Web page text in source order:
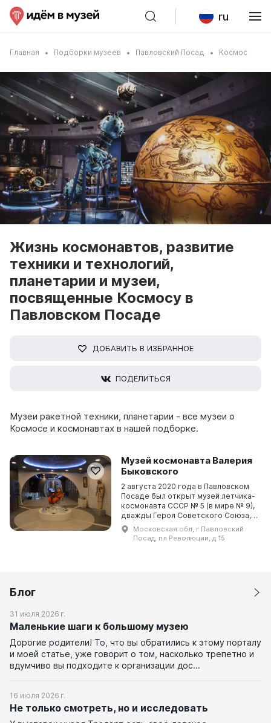
ru
Главная Подборки музеев Павловский Посад Космос
Жизнь космонавтов, развитие
техники и технологий,
планетарии и музеи,
посвященные Космосу в
Павловском Посаде
ДОБАВИТЬ В ИЗБРАННОЕ
ПОДЕЛИТЬСЯ
Музеи ракетной техники, планетарии - все музеи о
Космосе и космонавтах в нашей подборке.
Музей космонавта Валерия
Быковского
2 августа 2020 года в Павловском
Посаде был открыт музей летчика-
космонавта СССР № 5 (в мире № 9),
дважды Героя Советского Союза,
Героя ГДР, Героя
Социалистического Труда
Болгарии, Героя Труда Вьетнама
Московская обл, г Павловский
Посад, пл Революции, д 15
Блог
31 июля 2026 г.
Маленькие шаги к большому музею
Дорогие родители! То, что вы обратились к этому порталу
и моей статье, уже говорит о том, насколько трепетно и
вдумчиво вы подходите к организации дос...
16 июля 2026 г.
Не только смотреть, но и исследовать